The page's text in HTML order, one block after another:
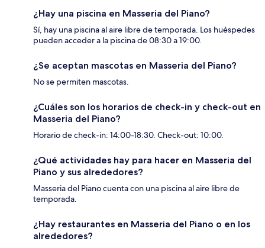
¿Hay una piscina en Masseria del Piano?
Sí, hay una piscina al aire libre de temporada. Los huéspedes
pueden acceder a la piscina de 08:30 a 19:00.
¿Se aceptan mascotas en Masseria del Piano?
No se permiten mascotas.
¿Cuáles son los horarios de check-in y check-out en
Masseria del Piano?
Horario de check-in: 14:00-18:30. Check-out: 10:00.
¿Qué actividades hay para hacer en Masseria del
Piano y sus alrededores?
Masseria del Piano cuenta con una piscina al aire libre de
temporada.
¿Hay restaurantes en Masseria del Piano o en los
alrededores?